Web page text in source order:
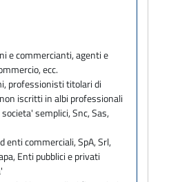
e commercianti, agenti e
ecc.
professionisti titolari di
iscritti in albi professionali
semplici, Snc, Sas,
enti commerciali, SpA, Srl,
Enti pubblici e privati